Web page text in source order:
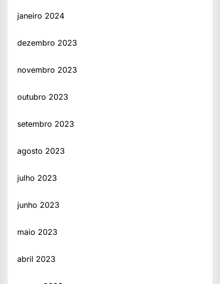
janeiro 2024
dezembro 2023
novembro 2023
outubro 2023
setembro 2023
agosto 2023
julho 2023
junho 2023
maio 2023
abril 2023